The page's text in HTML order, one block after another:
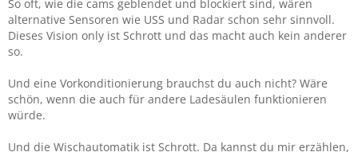
So oft, wie die cams geblendet und blockiert sind, wären
alternative Sensoren wie USS und Radar schon sehr sinnvoll.
Dieses Vision only ist Schrott und das macht auch kein anderer
so.
Und eine Vorkonditionierung brauchst du auch nicht? Wäre
schön, wenn die auch für andere Ladesäulen funktionieren
würde.
Und die Wischautomatik ist Schrott. Da kannst du mir erzählen,